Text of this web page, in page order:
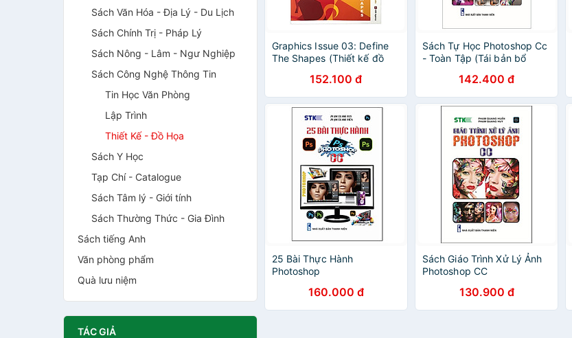
Sách Văn Hóa - Địa Lý - Du Lịch
Sách Chính Trị - Pháp Lý
Sách Nông - Lâm - Ngư Nghiệp
Sách Công Nghệ Thông Tin
Tin Học Văn Phòng
Lập Trình
Thiết Kế - Đồ Họa
Sách Y Học
Tạp Chí - Catalogue
Sách Tâm lý - Giới tính
Sách Thường Thức - Gia Đình
Sách tiếng Anh
Văn phòng phẩm
Quà lưu niệm
TÁC GIẢ
Graphics Issue 03: Define
The Shapes (Thiết kế đồ
152.100 đ
Sách Tự Học Photoshop Cc
- Toàn Tập (Tái bản bổ
142.400 đ
25 Bài Thực Hành
Photoshop
160.000 đ
Sách Giáo Trình Xử Lý Ảnh
Photoshop CC
130.900 đ